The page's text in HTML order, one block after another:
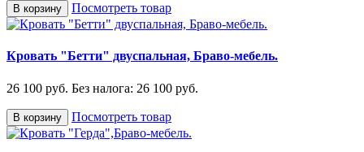
В корзину Посмотреть товар
Кровать "Бетти" двуспальная, Браво-мебель.
26 100 руб. Без налога: 26 100 руб.
В корзину Посмотреть товар